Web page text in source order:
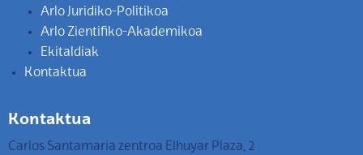
Arlo Juridiko-Politikoa
Arlo Zientifiko-Akademikoa
Ekitaldiak
Kontaktua
Kontaktua
Carlos Santamaria zentroa Elhuyar Plaza, 2